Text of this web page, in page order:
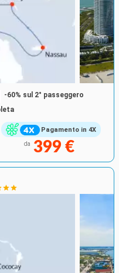
Pagamento in 4X
-60% sul 2° passeggero
da 399 €